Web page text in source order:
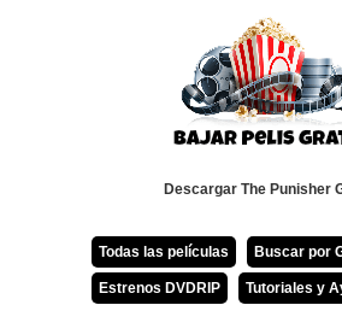
Descargar The Punisher
Todas las películas Buscar por
Estrenos DVDRIP Tutoriales y